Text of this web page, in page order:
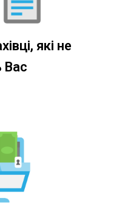
які не
Вас